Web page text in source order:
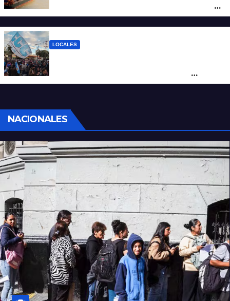
posicionar los puertos del sur de Santa Fe
como salida para las exportaciones
LOCALES
sociales y sindicales
NACIONALES